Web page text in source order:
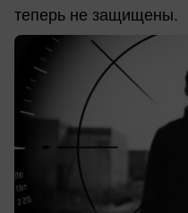
теперь не защищены.